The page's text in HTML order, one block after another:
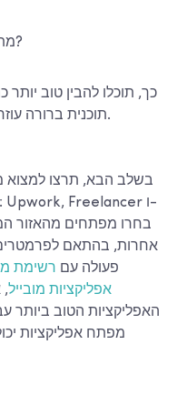
מתי אתם רוצים שהפרויקט יסתיים?
כך, תוכלו להבין טוב יותר
תוכנית ברורה עוזרת גם כשמתחילים לחפש מפתחים.
בשלב הבא, תרצו למצוא
אחרות, בהתאם
פעולה עם רשימת
אפליקציות מובייל,
האפליקציות הטוב ביותר
מפתח אפליקציות